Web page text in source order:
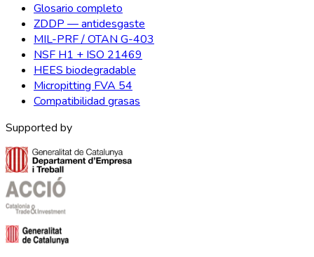
Glosario completo
ZDDP — antidesgaste
MIL-PRF / OTAN G-403
NSF H1 + ISO 21469
HEES biodegradable
Micropitting FVA 54
Compatibilidad grasas
Supported by